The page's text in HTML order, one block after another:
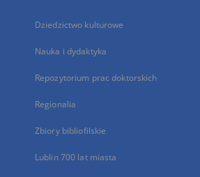
Dziedzictwo kulturowe
Nauka i dydaktyka
Repozytorium prac doktorskich
Regionalia
Zbiory bibliofilskie
Lublin 700 lat miasta